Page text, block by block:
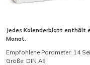
Jedes Kalenderblatt enthält
Monat.
Empfohlene Parameter: 14
Größe: DIN A5